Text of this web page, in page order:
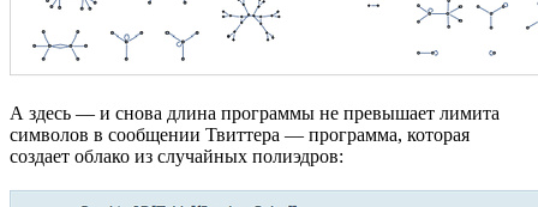
А здесь — и снова длина программы не превышает лимита
символов в сообщении Твиттера — программа, которая
создает облако из случайных полиэдров: